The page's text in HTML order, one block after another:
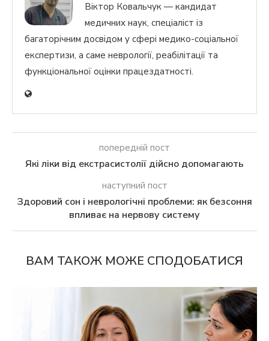
Віктор Ковальчук — кандидат
медичних наук, спеціаліст із
багаторічним досвідом у сфері медико-соціальної
експертизи, а саме неврології, реабілітації та
функціональної оцінки працездатності.
попередній пост
Які ліки від екстрасистолії дійсно допомагають
наступний пост
Здоровий сон і неврологічні проблеми: як безсоння
впливає на нервову систему
ВАМ ТАКОЖ МОЖЕ СПОДОБАТИСЯ